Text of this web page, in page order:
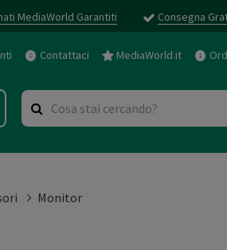
MediaWorld Garantiti Consegna
Contattaci MediaWorld.it
Monitor